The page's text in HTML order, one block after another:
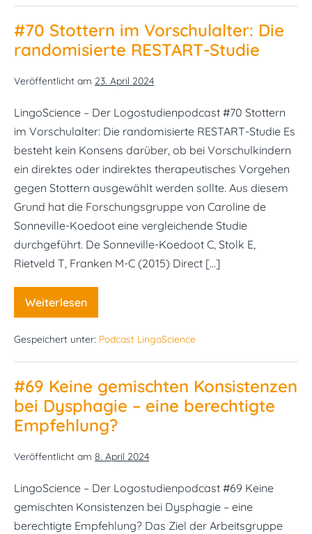
#70 Stottern im Vorschulalter: Die
randomisierte RESTART-Studie
Veröffentlicht am 23. April 2024
LingoScience – Der Logostudienpodcast #70 Stottern
im Vorschulalter: Die randomisierte RESTART-Studie Es
besteht kein Konsens darüber, ob bei Vorschulkindern
ein direktes oder indirektes therapeutisches Vorgehen
gegen Stottern ausgewählt werden sollte. Aus diesem
Grund hat die Forschungsgruppe von Caroline de
Sonneville-Koedoot eine vergleichende Studie
durchgeführt. De Sonneville-Koedoot C, Stolk E,
Rietveld T, Franken M-C (2015) Direct […]
Weiterlesen
#70
Stottern
Vorschulalter:
randomisierte
Studie
Gespeichert unter: Podcast LingoScience
#69 Keine gemischten Konsistenzen
bei Dysphagie – eine berechtigte
Empfehlung?
Veröffentlicht am 8. April 2024
LingoScience – Der Logostudienpodcast #69 Keine
gemischten Konsistenzen bei Dysphagie – eine
berechtigte Empfehlung? Das Ziel der Arbeitsgruppe